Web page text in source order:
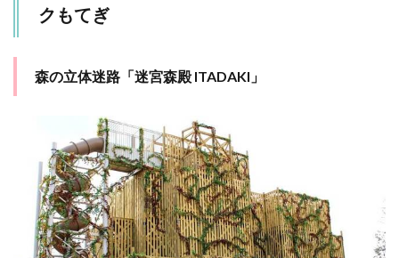
クもてぎ
森の立体迷路「迷宮森殿 ITADAKI」